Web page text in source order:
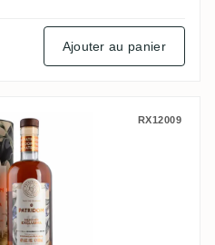
Ajouter au panier
ExclusivaRX12009